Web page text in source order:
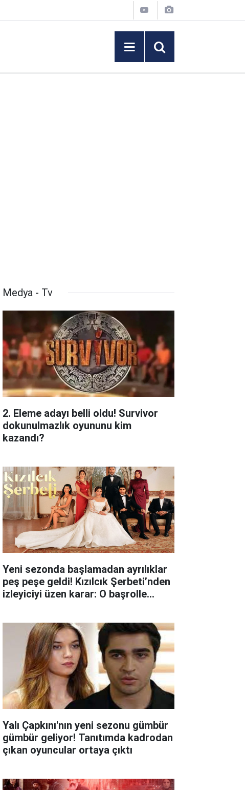
Medya - Tv
2. Eleme adayı belli oldu! Survivor
dokunulmazlık oyununu kim
kazandı?
Yeni sezonda başlamadan ayrılıklar
peş peşe geldi! Kızılcık Şerbeti’nden
izleyiciyi üzen karar: O başrolle
Yalı Çapkını'nın yeni sezonu gümbür
gümbür geliyor! Tanıtımda kadrodan
çıkan oyuncular ortaya çıktı